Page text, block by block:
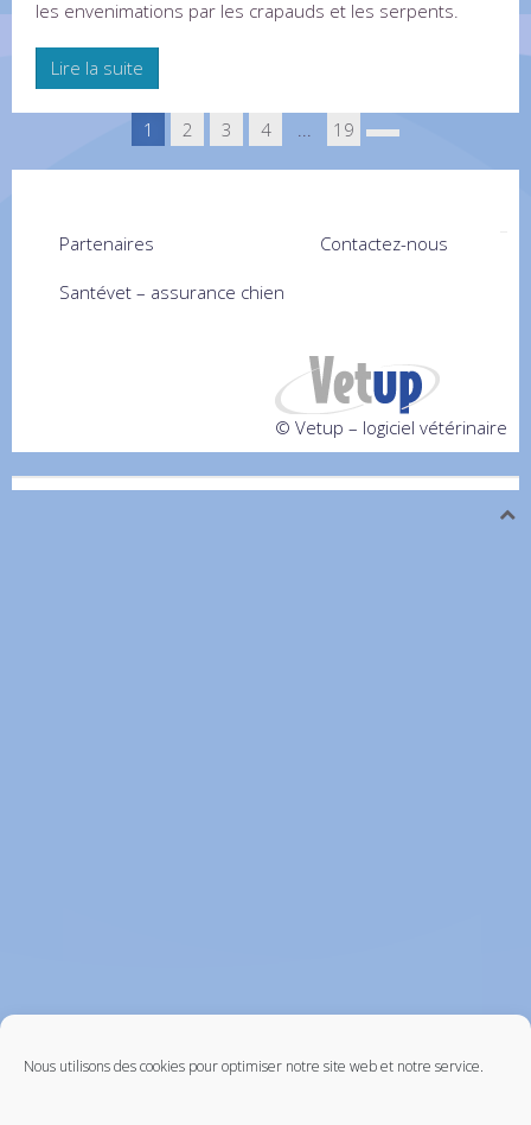
Nous utilisons des cookies pour optimiser notre site web et notre service.
les envenimations par les crapauds et les serpents.
Lire la suite
1 2 3 4 19
Partenaires
Santévet – assurance chien
Contactez-nous
© Vetup – logiciel vétérinaire